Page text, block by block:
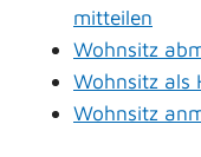
mitteilen
Wohnsitz
Wohnsitz als
Wohnsitz